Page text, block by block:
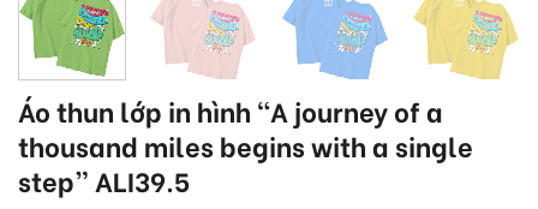
Áo thun lớp in hình “A journey of a
thousand miles begins with a single
step” ALI39.5